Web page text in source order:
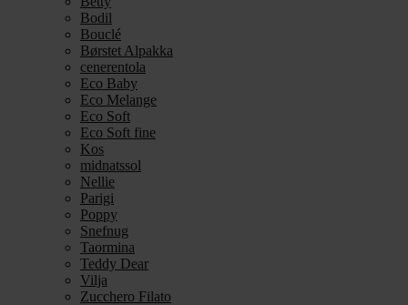
Bodil
Bouclé
Børstet Alpakka
cenerentola
Eco Baby
Eco Melange
Eco Soft
Eco Soft fine
Kos
midnatssol
Nellie
Parigi
Poppy
Snefnug
Taormina
Teddy Dear
Vilja
Zucchero Filato